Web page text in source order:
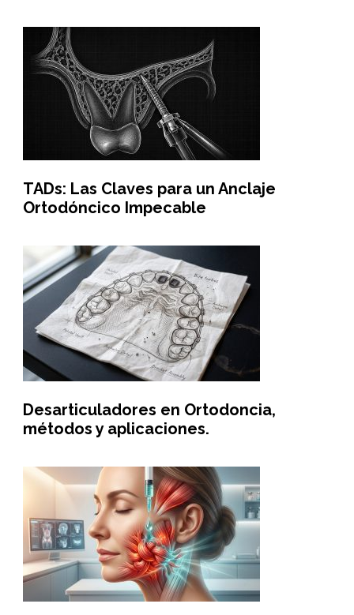
TADs: Las Claves para un Anclaje
Ortodóncico Impecable
Desarticuladores en Ortodoncia,
métodos y aplicaciones.